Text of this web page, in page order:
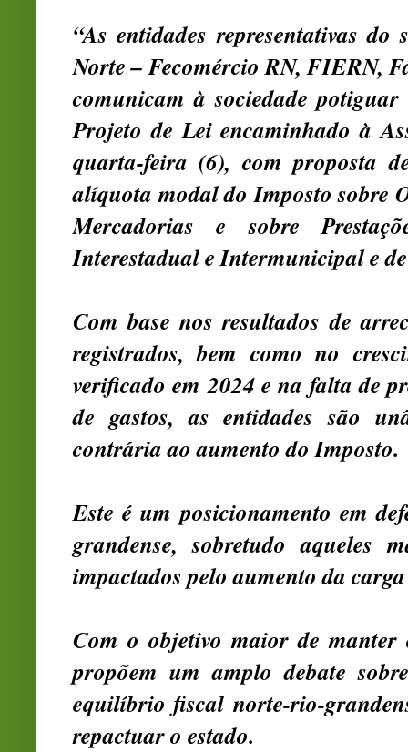
“As entidades representativas
Norte – Fecomércio RN, FIERN,
comunicam à sociedade
Projeto de Lei encaminhado à
quarta-feira (6), com proposta
alíquota modal do Imposto sobre
Mercadorias e sobre
Interestadual e Intermunicipal e
Com base nos resultados de
registrados, bem como no
verificado em 2024 e na falta de
de gastos, as entidades são
contrária ao aumento do Imposto.
Este é um posicionamento em
grandense, sobretudo aqueles
impactados pelo aumento da
Com o objetivo maior de manter
propõem um amplo debate
equilíbrio fiscal norte-rio-
repactuar o estado.